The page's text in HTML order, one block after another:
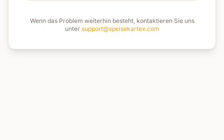
Wenn das Problem weiterhin besteht, kontaktieren Sie uns
unter support@speisekartex.com